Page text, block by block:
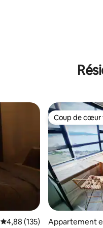
Évaluation moyenne sur la
4,88 (135)
Coup de cœur
Coup de cœur
Appartement